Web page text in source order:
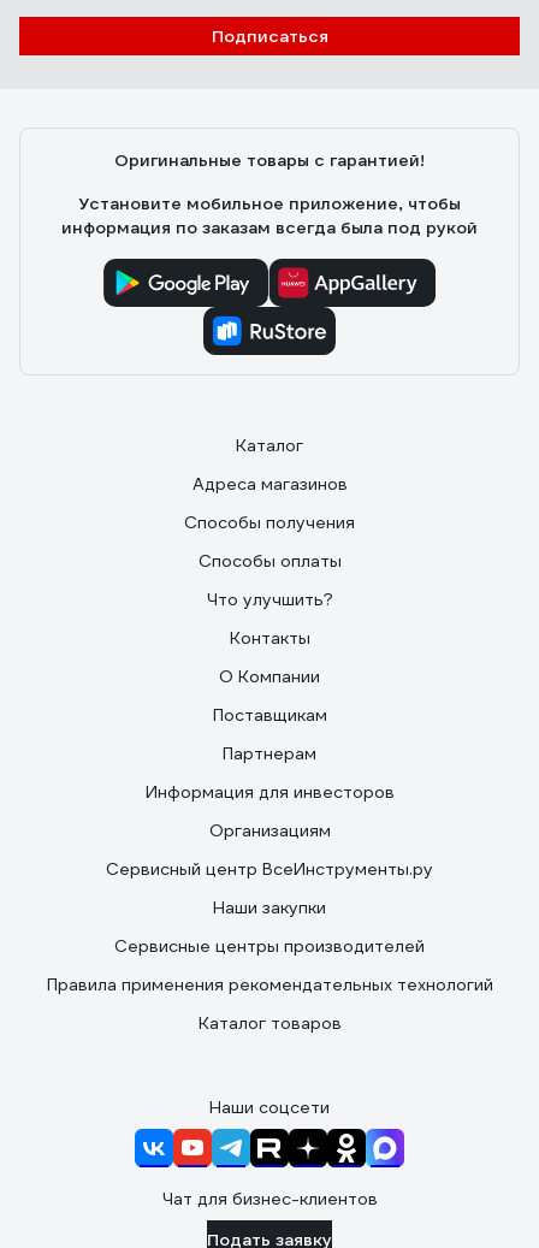
Подписаться
Оригинальные товары с гарантией!
Установите мобильное приложение, чтобы
информация по заказам всегда была под рукой
Каталог
Адреса магазинов
Способы получения
Способы оплаты
Что улучшить?
Контакты
О Компании
Поставщикам
Партнерам
Информация для инвесторов
Организациям
Сервисный центр ВсеИнструменты.ру
Наши закупки
Сервисные центры производителей
Правила применения рекомендательных технологий
Каталог товаров
Наши соцсети
Чат для бизнес-клиентов
Подать заявку